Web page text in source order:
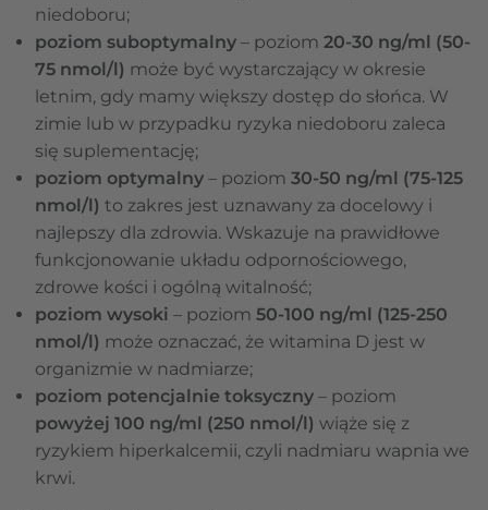
niedoboru;
poziom suboptymalny – poziom 20-30 ng/ml (50-
75 nmol/l) może być wystarczający w okresie
letnim, gdy mamy większy dostęp do słońca. W
zimie lub w przypadku ryzyka niedoboru zaleca
się suplementację;
poziom optymalny – poziom 30-50 ng/ml (75-125
nmol/l) to zakres jest uznawany za docelowy i
najlepszy dla zdrowia. Wskazuje na prawidłowe
funkcjonowanie układu odpornościowego,
zdrowe kości i ogólną witalność;
poziom wysoki – poziom 50-100 ng/ml (125-250
nmol/l) może oznaczać, że witamina D jest w
organizmie w nadmiarze;
poziom potencjalnie toksyczny – poziom
powyżej 100 ng/ml (250 nmol/l) wiąże się z
ryzykiem hiperkalcemii, czyli nadmiaru wapnia we
krwi.